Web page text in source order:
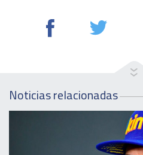
Noticias relacionadas